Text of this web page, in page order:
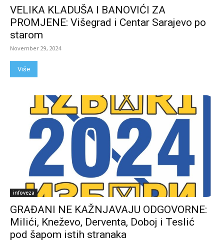
VELIKA KLADUŠA I BANOVIĆI ZA
PROMJENE: Višegrad i Centar Sarajevo po
starom
November 29, 2024
Više
infoveza
GRAĐANI NE KAŽNJAVAJU ODGOVORNE:
Milići, Kneževo, Derventa, Doboj i Teslić
pod šapom istih stranaka